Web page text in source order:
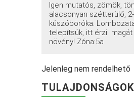
Igen mutatós, zömök,
alacsonyan szétterülő,
kúszóboróka.
telepítsük, itt érzi magát
növény! Zóna:5a
Jelenleg nem rendelhető
TULAJDONSÁGOK